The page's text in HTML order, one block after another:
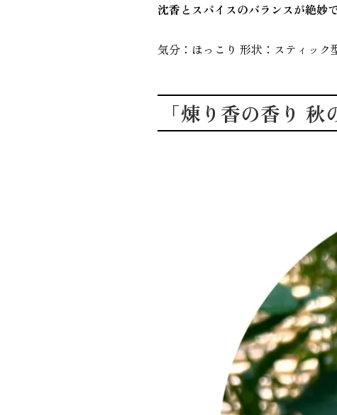
沈香とスパイスのバランスが絶妙で
気分：ほっこり 形状：スティッ
「煉り香の香り 秋